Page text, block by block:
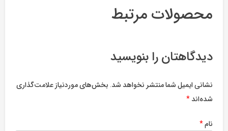
فصلی
و
فصلی
منزل
محصولات مرتبط
دیدگاهتان را بنویسید
نشانی ایمیل شما منتشر نخواهد شد. بخش‌های موردنیاز علامت‌گذاری
شده‌اند *
نام*